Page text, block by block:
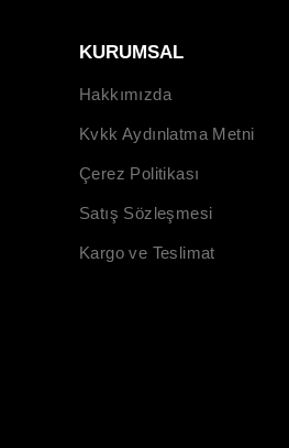
KURUMSAL
Hakkımızda
Kvkk Aydınlatma Metni
Çerez Politikası
Satış Sözleşmesi
Kargo ve Teslimat